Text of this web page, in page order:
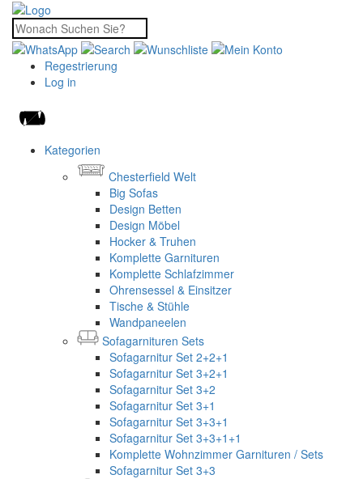
Regestrierung
Log in
Kategorien
Chesterfield Welt
Big Sofas
Design Betten
Design Möbel
Hocker & Truhen
Komplette Garnituren
Komplette Schlafzimmer
Ohrensessel & Einsitzer
Tische & Stühle
Wandpaneelen
Sofagarnituren Sets
Sofagarnitur Set 2+2+1
Sofagarnitur Set 3+2+1
Sofagarnitur Set 3+2
Sofagarnitur Set 3+1
Sofagarnitur Set 3+3+1
Sofagarnitur Set 3+3+1+1
Komplette Wohnzimmer Garnituren / Sets
Sofagarnitur Set 3+3